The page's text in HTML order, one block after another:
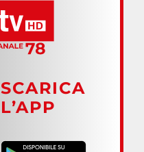
SCARICA
L’APP